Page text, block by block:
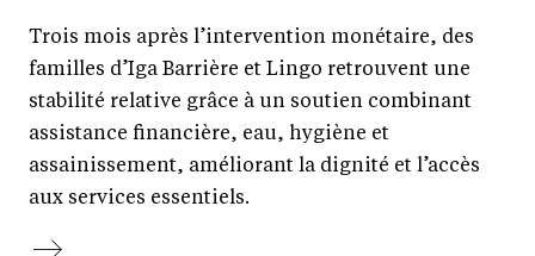
Trois mois après l’intervention monétaire, des
familles d’Iga Barrière et Lingo retrouvent une
stabilité relative grâce à un soutien combinant
assistance financière, eau, hygiène et
assainissement, améliorant la dignité et l’accès
aux services essentiels.